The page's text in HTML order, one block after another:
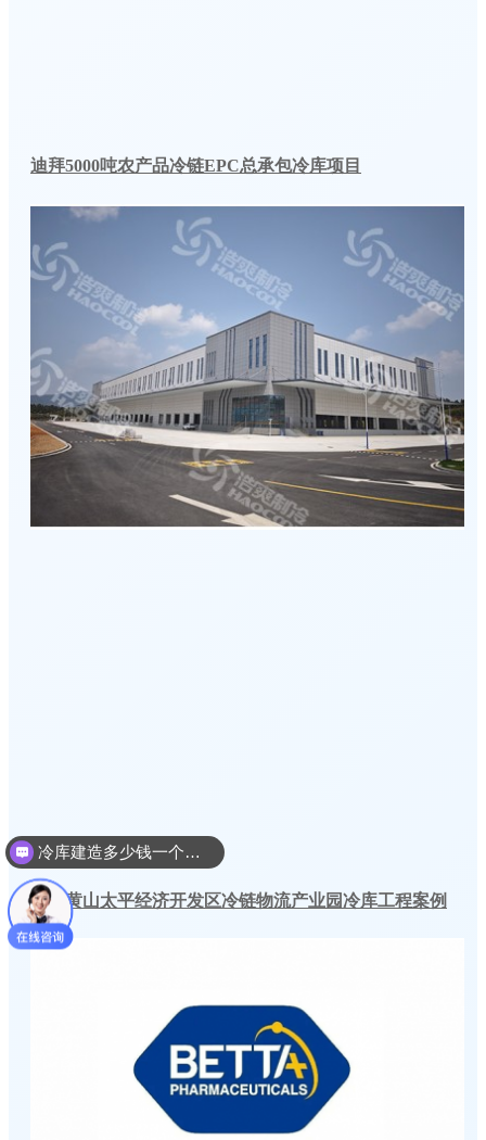
迪拜5000吨农产品冷链EPC总承包冷库项目
安徽黄山太平经济开发区冷链物流产业园冷库工程案例
冷库建造设计方案